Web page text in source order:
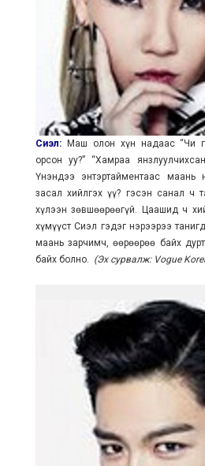
Сиэл:Маш олон хүн надаас “Чи
орсон уу?” “Хамраа
Үнэндээ энтэртайментаас
засал хийлгэх үү? гэсэн санал ч
хүлээн зөвшөөрөөгүй. Цаашид ч
хүмүүст Сиэл гэдэг нэрээрээ
маань зарчимч, өөрөөрөө байх
байх болно. (Эх сурвалж: Vogue